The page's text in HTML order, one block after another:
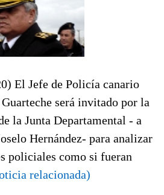
El Jefe de Policía canario
será invitado por la
la Junta Departamental - a
Hernández- para analizar
policiales como si fueran
relacionada)